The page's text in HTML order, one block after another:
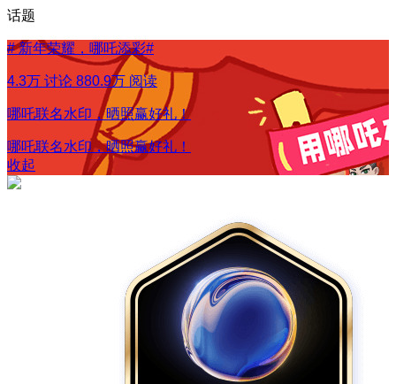
话题
#新年荣耀，哪吒添彩#
4.3万 讨论 880.9万 阅读
哪吒联名水印，晒照赢好礼！
哪吒联名水印，晒照赢好礼！
收起